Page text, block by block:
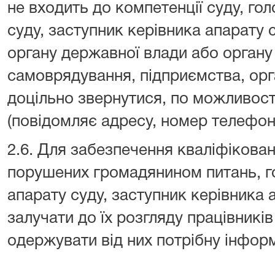
не входить до компетенції суду,
суду, заступник керівника
органу державної влади або органу
самоврядування, підприємства,
доцільно звернутися, по
(повідомляє адресу, номер
2.6. Для забезпечення
порушених громадянином питань,
апарату суду, заступник
залучати до їх розгляду
одержувати від них потрібну